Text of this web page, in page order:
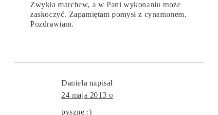
Zwykła marchew, a w Pani wykonaniu może
zaskoczyć. Zapamiętam pomysł z cynamonem.
Pozdrawiam.
Daniela napisał
24 maja 2013 o
pyszne :)